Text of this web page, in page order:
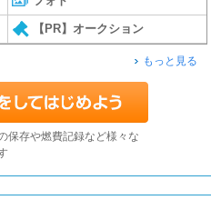
【PR】オークション
もっと見る
保存や燃費記録など様々な